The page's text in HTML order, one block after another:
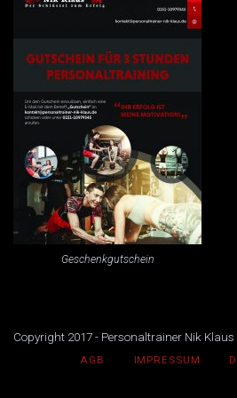
Geschenkgutschein
Copyright 2017 - Personaltrainer Nik Klaus
AGB IMPRESSUM